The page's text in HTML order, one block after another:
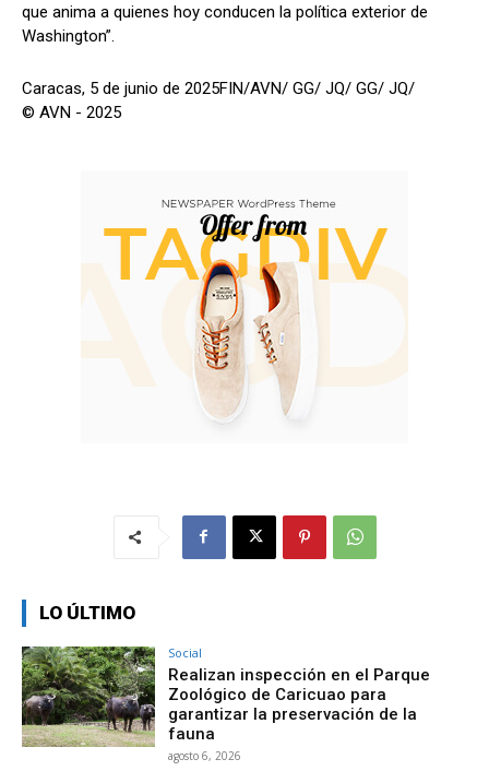
que anima a quienes hoy conducen la política exterior de
Washington”.
Caracas, 5 de junio de 2025FIN/AVN/ GG/ JQ/ GG/ JQ/
© AVN - 2025
LO ÚLTIMO
Social
Realizan inspección en el Parque
Zoológico de Caricuao para
garantizar la preservación de la
fauna
agosto 6, 2026